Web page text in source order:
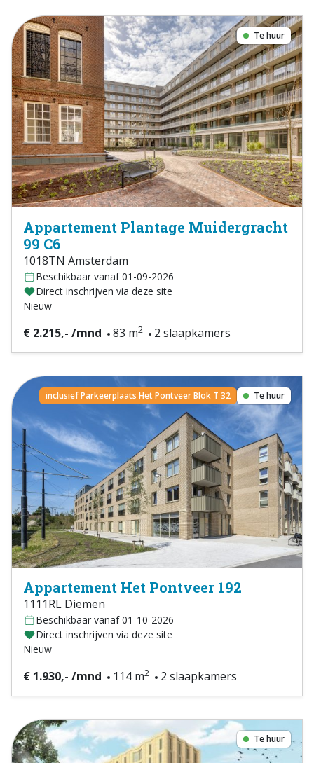
Te huur
Appartement Plantage Muidergracht
99 C6
1018TN Amsterdam
Beschikbaar vanaf 01-09-2026
Direct inschrijven via deze site
Nieuw
€ 2.215,- /mnd 83 m2 2 slaapkamers
inclusief Parkeerplaats Het Pontveer Blok T 32 Te huur
Appartement Het Pontveer 192
1111RL Diemen
Beschikbaar vanaf 01-10-2026
Direct inschrijven via deze site
Nieuw
€ 1.930,- /mnd 114 m2 2 slaapkamers
Te huur